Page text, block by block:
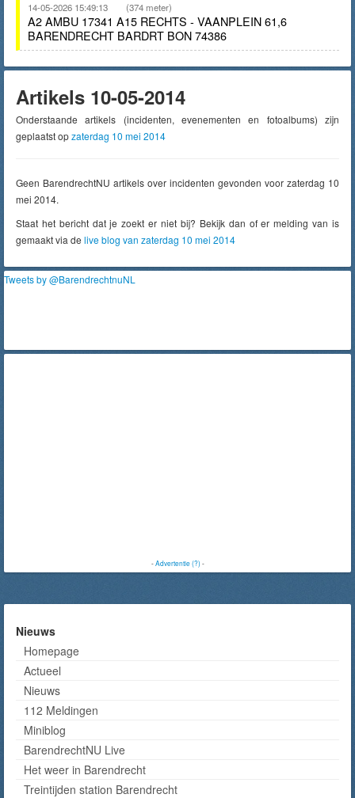
14-05-2026 15:49:13 (374 meter)
A2 AMBU 17341 A15 RECHTS - VAANPLEIN 61,6
BARENDRECHT BARDRT BON 74386
Artikels 10-05-2014
Onderstaande artikels (incidenten, evenementen en fotoalbums) zijn
geplaatst opzaterdag 10 mei 2014
Geen BarendrechtNU artikels over incidenten gevonden voor zaterdag 10
mei 2014.
Staat het bericht dat je zoekt er niet bij? Bekijk dan of er melding van is
gemaakt via de live blog van zaterdag 10 mei 2014
Tweets by @BarendrechtnuNL
-Advertentie (?)-
Nieuws
Homepage
Actueel
Nieuws
112 Meldingen
Miniblog
BarendrechtNU Live
Het weer in Barendrecht
Treintijden station Barendrecht